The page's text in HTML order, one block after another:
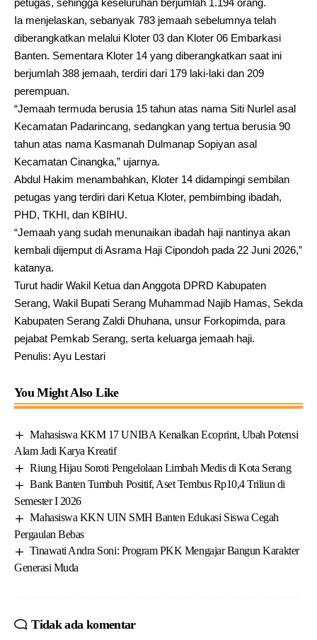
Ia menjelaskan, sebanyak 783 jemaah sebelumnya telah
diberangkatkan melalui Kloter 03 dan Kloter 06 Embarkasi
Banten. Sementara Kloter 14 yang diberangkatkan saat ini
berjumlah 388 jemaah, terdiri dari 179 laki-laki dan 209
perempuan.
“Jemaah termuda berusia 15 tahun atas nama Siti Nurlel asal
Kecamatan Padarincang, sedangkan yang tertua berusia 90
tahun atas nama Kasmanah Dulmanap Sopiyan asal
Kecamatan Cinangka,” ujarnya.
Abdul Hakim menambahkan, Kloter 14 didampingi sembilan
petugas yang terdiri dari Ketua Kloter, pembimbing ibadah,
PHD, TKHI, dan KBIHU.
“Jemaah yang sudah menunaikan ibadah haji nantinya akan
kembali dijemput di Asrama Haji Cipondoh pada 22 Juni 2026,”
katanya.
Turut hadir Wakil Ketua dan Anggota DPRD Kabupaten
Serang, Wakil Bupati Serang Muhammad Najib Hamas, Sekda
Kabupaten Serang Zaldi Dhuhana, unsur Forkopimda, para
pejabat Pemkab Serang, serta keluarga jemaah haji.
Penulis: Ayu Lestari
You Might Also Like
Mahasiswa KKM 17 UNIBA Kenalkan Ecoprint, Ubah Potensi
Alam Jadi Karya Kreatif
Riung Hijau Soroti Pengelolaan Limbah Medis di Kota Serang
Bank Banten Tumbuh Positif, Aset Tembus Rp10,4 Triliun di
Semester I 2026
Mahasiswa KKN UIN SMH Banten Edukasi Siswa Cegah
Pergaulan Bebas
Tinawati Andra Soni: Program PKK Mengajar Bangun Karakter
Generasi Muda
Tidak ada komentar